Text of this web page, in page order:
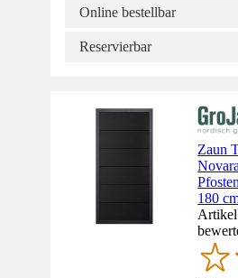
Online bestellbar
Reservierbar
Zaun
180